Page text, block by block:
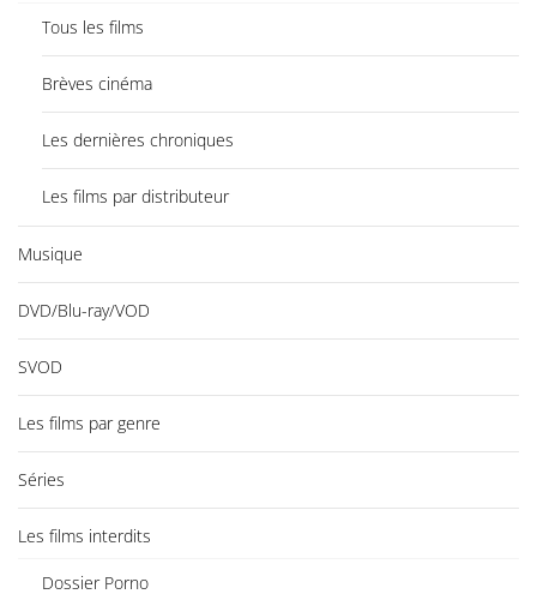
Tous les films
Brèves cinéma
Les dernières chroniques
Les films par distributeur
Musique
DVD/Blu-ray/VOD
SVOD
Les films par genre
Séries
Les films interdits
Dossier Porno